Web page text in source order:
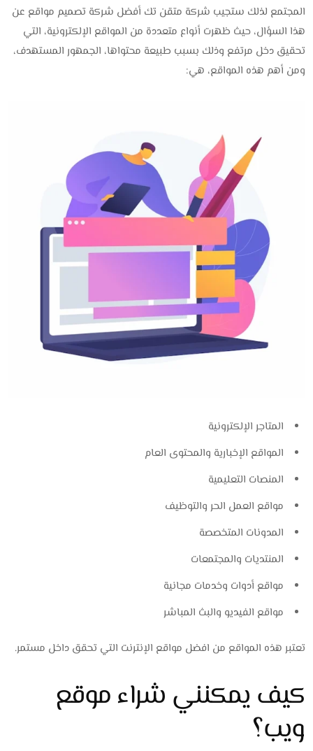
المجتمع لذلك ستجيب شركة متقن تك أفضل شركة تصميم مواقع عن
هذا السؤال، حيث ظهرت أنواع متعددة من المواقع الإلكترونية، التي
تحقيق دخل مرتفع وذلك بسبب طبيعة محتواها، الجمهور المستهدف،
ومن أهم هذه المواقع، هي:
المتاجر الإلكترونية
المواقع الإخبارية والمحتوى العام
المنصات التعليمية
مواقع العمل الحر والتوظيف
المدونات المتخصصة
المنتديات والمجتمعات
مواقع أدوات وخدمات مجانية
مواقع الفيديو والبث المباشر
تعتبر هذه المواقع من افضل مواقع الإنترنت التي تحقق داخل مستمر.
كيف يمكنني شراء موقع
ويب؟